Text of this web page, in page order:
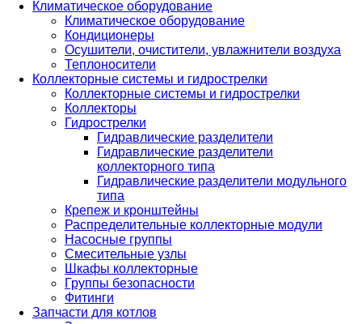
Климатическое оборудование
Климатическое оборудование
Кондиционеры
Осушители, очистители, увлажнители воздуха
Теплоносители
Коллекторные системы и гидрострелки
Коллекторные системы и гидрострелки
Коллекторы
Гидрострелки
Гидравлические разделители
Гидравлические разделители
коллекторного типа
Гидравлические разделители модульного
типа
Крепеж и кронштейны
Распределительные коллекторные модули
Насосные группы
Смесительные узлы
Шкафы коллекторные
Группы безопасности
Фитинги
Запчасти для котлов